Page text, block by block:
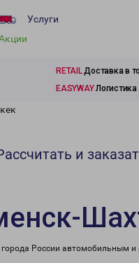
Услуги
RETAILДоставка в
EASYWAYЛогистика
и
России автомобильным